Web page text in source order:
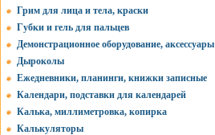
Грим для лица и тела, краски
Губки и гель для пальцев
Демонстрационное оборудование, аксессуары
Дыроколы
Ежедневники, планинги, книжки записные
Календари, подставки для календарей
Калька, миллиметровка, копирка
Калькуляторы